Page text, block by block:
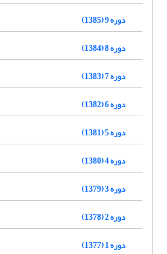
دوره 9 (1385)
دوره 8 (1384)
دوره 7 (1383)
دوره 6 (1382)
دوره 5 (1381)
دوره 4 (1380)
دوره 3 (1379)
دوره 2 (1378)
دوره 1 (1377)